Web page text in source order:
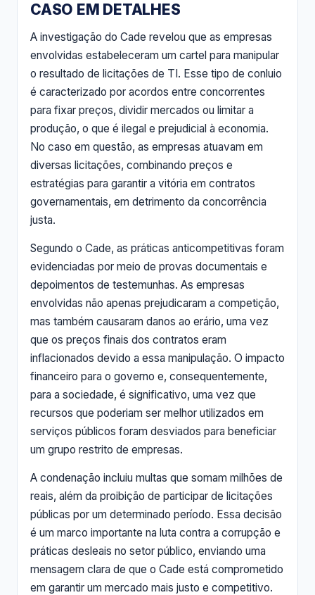
CASO EM DETALHES
A investigação do Cade revelou que as empresas
envolvidas estabeleceram um cartel para manipular
o resultado de licitações de TI. Esse tipo de conluio
é caracterizado por acordos entre concorrentes
para fixar preços, dividir mercados ou limitar a
produção, o que é ilegal e prejudicial à economia.
No caso em questão, as empresas atuavam em
diversas licitações, combinando preços e
estratégias para garantir a vitória em contratos
governamentais, em detrimento da concorrência
justa.
Segundo o Cade, as práticas anticompetitivas foram
evidenciadas por meio de provas documentais e
depoimentos de testemunhas. As empresas
envolvidas não apenas prejudicaram a competição,
mas também causaram danos ao erário, uma vez
que os preços finais dos contratos eram
inflacionados devido a essa manipulação. O impacto
financeiro para o governo e, consequentemente,
para a sociedade, é significativo, uma vez que
recursos que poderiam ser melhor utilizados em
serviços públicos foram desviados para beneficiar
um grupo restrito de empresas.
A condenação incluiu multas que somam milhões de
reais, além da proibição de participar de licitações
públicas por um determinado período. Essa decisão
é um marco importante na luta contra a corrupção e
práticas desleais no setor público, enviando uma
mensagem clara de que o Cade está comprometido
em garantir um mercado mais justo e competitivo.